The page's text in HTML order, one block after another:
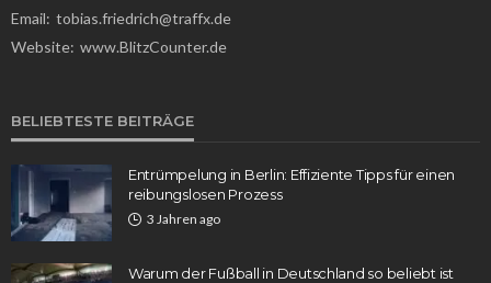
Email: tobias.friedrich@traffx.de
Website: www.BlitzCounter.de
BELIEBTESTE BEITRÄGE
Entrümpelung in Berlin: Effiziente Tipps für einen
reibungslosen Prozess
3 Jahren ago
Warum der Fußball in Deutschland so beliebt ist